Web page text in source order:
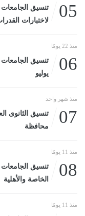
05
لاختبارات
منذ 22 يومًا
06
يوليو
منذ شهر واحد
07
محافظة
منذ 11 يومًا
08
الخاصة والأهلية
منذ 11 يومًا